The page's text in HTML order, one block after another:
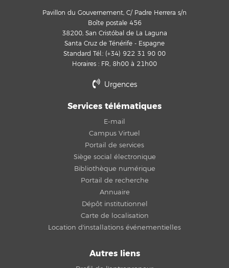
Pavillon du Gouvernement, C/ Padre Herrera s/n
Boîte postale 456
38200, San Cristóbal de La Laguna
Santa Cruz de Ténérife - Espagne
Standard Tél.: (+34) 922 31 90 00
Horaires : FR, 8h00 à 21h00
Urgences
Services télématiques
E-mail
Campus Virtuel
Portail de services
Siège social électronique
Bibliothèque numérique
Portail de recherche
Annuaire
Dépôt institutionnel
Carte de localisation
Location d'installations événementielles
Autres liens